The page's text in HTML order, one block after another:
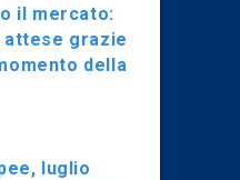
il mercato:
grazie
della
luglio